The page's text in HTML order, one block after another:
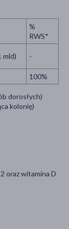
%
RWS*
mld) -
100%
dorosłych)
kolonię)
oraz witamina D